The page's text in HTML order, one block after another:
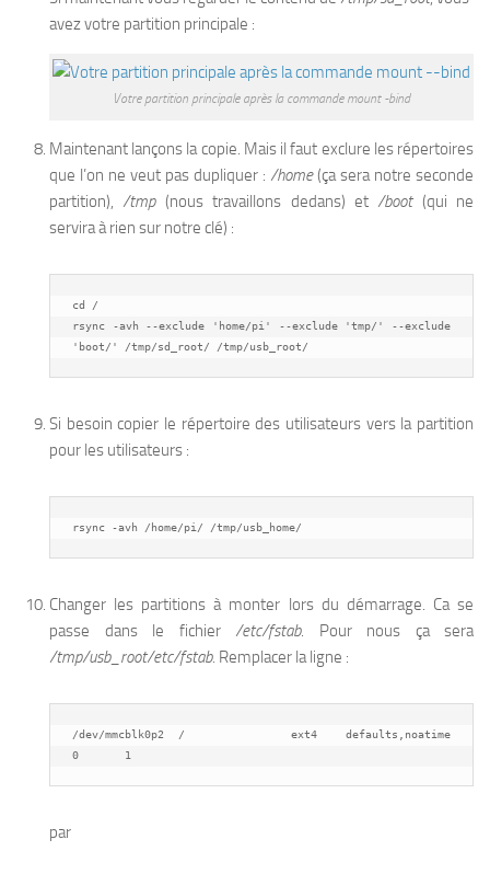
avez votre partition principale :
Votre partition principale après la commande mount -bind
Maintenant lançons la copie. Mais il faut exclure les répertoires
que l’on ne veut pas dupliquer : /home(ça sera notre seconde
partition), /tmp(nous travaillons dedans) et /boot(qui ne
servira à rien sur notre clé) :
cd /
rsync -avh --exclude 'home/pi' --exclude 'tmp/' --exclude
'boot/' /tmp/sd_root/ /tmp/usb_root/
Si besoin copier le répertoire des utilisateurs vers la partition
pour les utilisateurs :
rsync -avh /home/pi/ /tmp/usb_home/
Changer les partitions à monter lors du démarrage. Ca se
passe dans le fichier /etc/fstab. Pour nous ça sera
/tmp/usb_root/etc/fstab. Remplacer la ligne :
/dev/mmcblk0p2  /               ext4    defaults,noatime
0       1
par